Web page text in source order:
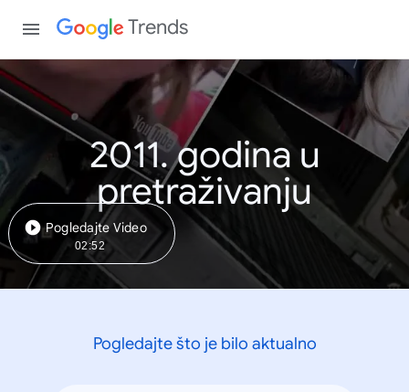
Trends
2011. godina u
pretraživanju
Pogledajte Video
02:52
Pogledajte što je bilo aktualno